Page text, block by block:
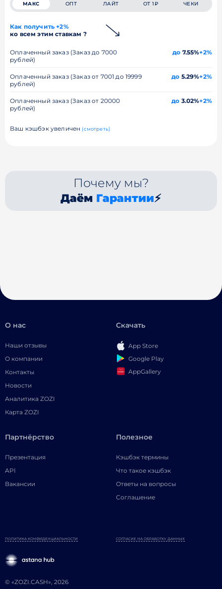
МАКС ОПТ ЛАЙТ ОТ 1₽ ЧЕКИ
Как получить +2%
ко всем этим ставкам ?
Оплаченный заказ (Заказ до 7000
рублей)
до 7.55%+2%
Оплаченный заказ (Заказ от 7001 до 19999
рублей)
до 5.29%+2%
Оплаченный заказ (Заказ от 20000
рублей)
до 3.02%+2%
Ваш кэшбэк увеличен (смотреть)
Почему мы?
Даём Гарантии⚡
О нас
Наши отзывы
О компании
Контакты
Новости
Аналитика ZOZI
Карта ZOZI
Скачать
App Store
Google Play
AppGallery
Партнёрство
Презентация
API
Вакансии
Полезное
Кэшбэк термины
Что такое кэшбэк
Ответы на вопросы
Соглашение
© «ZOZI.CASH», 2026
ПОЛИТИКА КОНФИДЕНЦИАЛЬНОСТИ СОГЛАСИЕ НА ОБРАБОТКУ ДАННЫХ